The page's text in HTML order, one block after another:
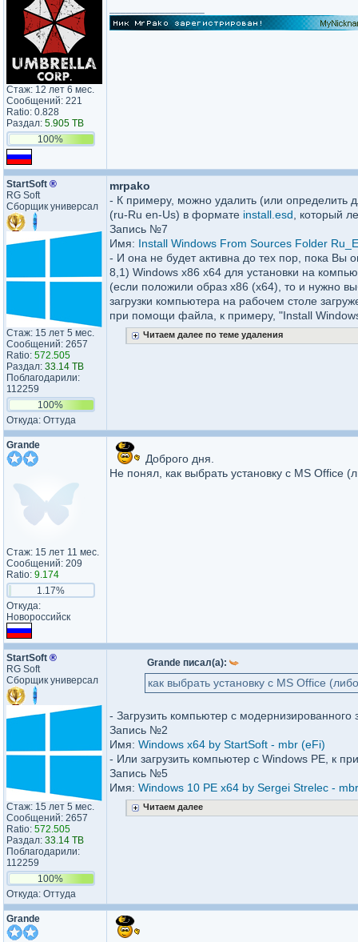
Стаж: 12 лет 6 мес.
Сообщений: 221
Ratio: 0.828
Раздал: 5.905 TB
100%
StartSoft ®
RG Soft
Сборщик универсал
Стаж: 15 лет 5 мес.
Сообщений: 2657
Ratio: 572.505
Раздал: 33.14 TB
Поблагодарили:
112259
100%
Откуда: Оттуда
mrpako
- К примеру, можно удалить (или определить
(ru-Ru en-Us) в формате install.esd , который
Запись №7
Имя: Install Windows From Sources Folder
- И она не будет активна до тех пор, пока Вы
8,1) Windows x86 x64 для установки на
(если положили образ x86 (x64), то и нужно
загрузки компьютера на рабочем столе
при помощи файла, к примеру, "Install
Читаем далее по теме удаления
Grande
Стаж: 15 лет 11 мес.
Сообщений: 209
Ratio: 9.174
1.17%
Откуда:
Новороссийск
Доброго дня.
Не понял, как выбрать установку с MS Office
StartSoft ®
RG Soft
Сборщик универсал
Стаж: 15 лет 5 мес.
Сообщений: 2657
Ratio: 572.505
Раздал: 33.14 TB
Поблагодарили:
112259
100%
Откуда: Оттуда
Grande писал(а):
как выбрать установку с MS Office
- Загрузить компьютер с модернизированного
Запись №2
Имя: Windows x64 by StartSoft - mbr (eFi)
- Или загрузить компьютер c Windows PE, к
Запись №5
Имя: Windows 10 PE x64 by Sergei Strelec -
Читаем далее
Grande